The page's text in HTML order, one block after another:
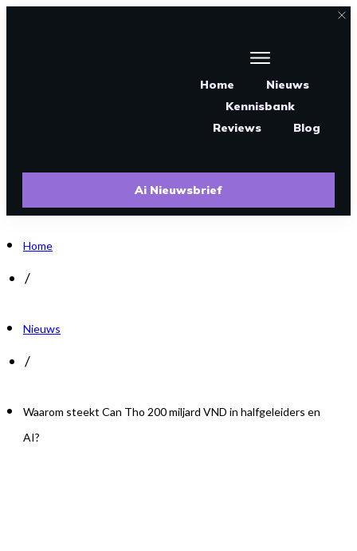
Home
Nieuws
Kennisbank
Reviews
Blog
Ai Nieuwsbrief
Home
/
Nieuws
/
Waarom steekt Can Tho 200 miljard VND in halfgeleiders en
AI?